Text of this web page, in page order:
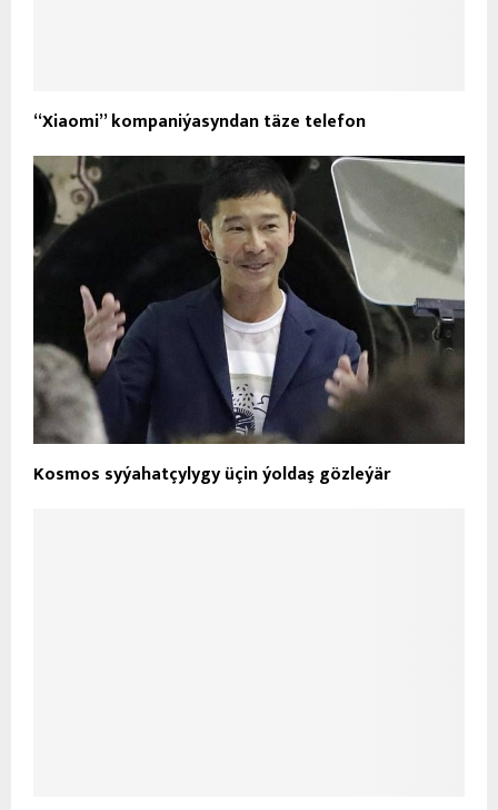
“Xiaomi” kompaniýasyndan täze telefon
Kosmos syýahatçylygy üçin ýoldaş gözleýär